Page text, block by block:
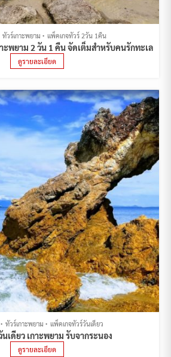
ทัวร์เกาะพยาม แพ็คเกจทัวร์ 2วัน 1คืน
ะพยาม 2 วัน 1 คืน จัดเต็มสำหรับคนรักทะเล
ดูรายละเอียด
ทัวร์เกาะพยาม แพ็คเกจทัวร์วันเดียว
นเดียว เกาะพยาม รับจากระนอง
ดูรายละเอียด